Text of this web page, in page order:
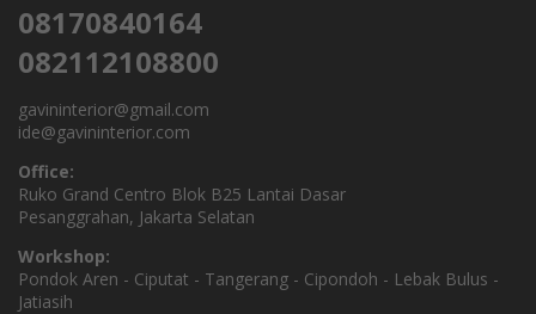
08170840164
082112108800
gavininterior@gmail.com
ide@gavininterior.com
Office:
Ruko Grand Centro Blok B25 Lantai Dasar
Pesanggrahan, Jakarta Selatan
Workshop:
Pondok Aren - Ciputat - Tangerang - Cipondoh - Lebak Bulus -
Jatiasih